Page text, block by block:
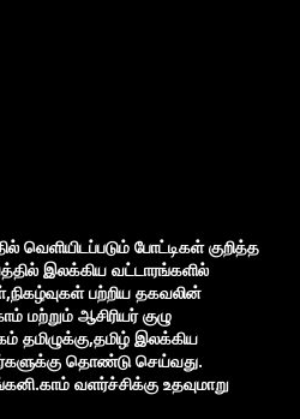
வெளியிடப்படும் போட்டிகள் குறித்த
இலக்கிய வட்டாரங்களில்
பற்றிய தகவலின்
ஆசிரியர் குழு
தமிழுக்கு,தமிழ் இலக்கிய
தொண்டு செய்வது.
வளர்ச்சிக்கு உதவுமாறு